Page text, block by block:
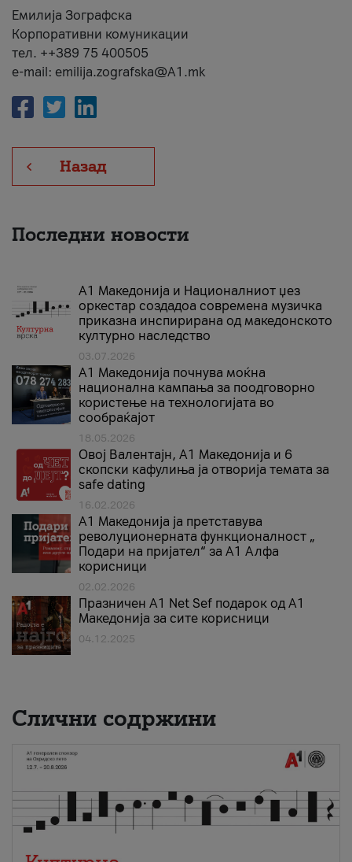
Емилија Зографска
Корпоративни комуникации
тел. ++389 75 400505
e-mail: emilija.zografska@A1.mk
Назад
Последни новости
А1 Македонија и Националниот џез
оркестар создадоа современа музичка
приказна инспирирана од македонското
културно наследство
03.07.2026
A1 Македонија почнува моќна
национална кампања за поодговорно
користење на технологијата во
сообраќајот
18.05.2026
Овој Валентајн, A1 Македонија и 6
скопски кафулиња ја отворија темата за
safe dating
16.02.2026
А1 Македонија ја претставува
револуционерната функционалност „
Подари на пријател“ за А1 Алфа
корисници
02.02.2026
Празничен A1 Net Sеf подарок од А1
Македонија за сите корисници
04.12.2025
Слични содржини